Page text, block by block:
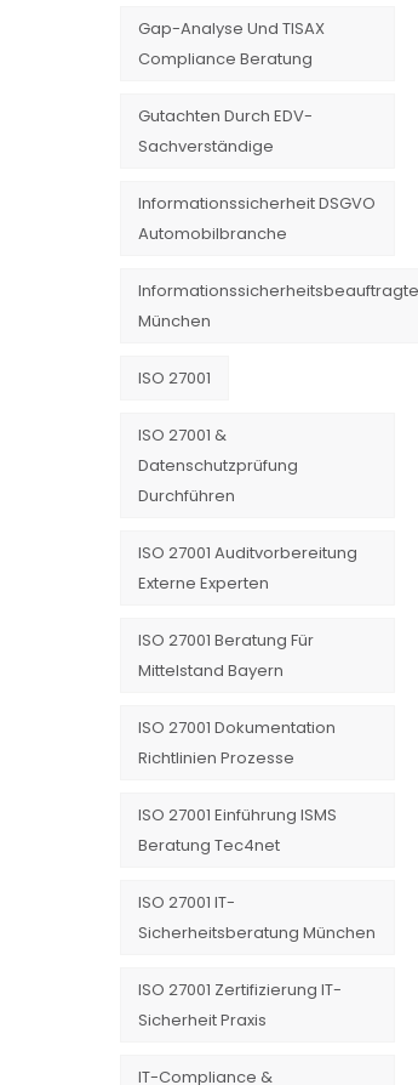
Gap-Analyse Und TISAX
Compliance Beratung
Gutachten Durch EDV-
Sachverständige
Informationssicherheit DSGVO
Automobilbranche
München
ISO 27001
ISO 27001 &
Datenschutzprüfung
Durchführen
ISO 27001 Auditvorbereitung
Externe Experten
ISO 27001 Beratung Für
Mittelstand Bayern
ISO 27001 Dokumentation
Richtlinien Prozesse
ISO 27001 Einführung ISMS
Beratung Tec4net
ISO 27001 IT-
Sicherheitsberatung München
ISO 27001 Zertifizierung IT-
Sicherheit Praxis
IT-Compliance &